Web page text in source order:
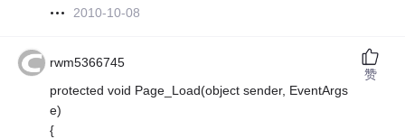
2010-10-08
rwm5366745
protected void Page_Load(object sender, EventArgs
e)
{
赞